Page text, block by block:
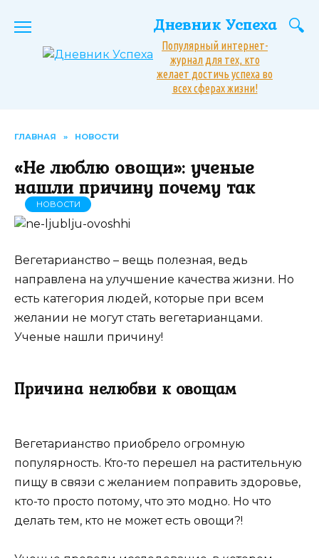
Дневник Успеха
Популярный интернет-
журнал для тех, кто
желает достичь успеха во
всех сферах жизни!
ГЛАВНАЯ » НОВОСТИ
«Не люблю овощи»: ученые
нашли причину почему так
НОВОСТИ
Вегетарианство – вещь полезная, ведь
направлена на улучшение качества жизни. Но
есть категория людей, которые при всем
желании не могут стать вегетарианцами.
Ученые нашли причину!
Причина нелюбви к овощам
Вегетарианство приобрело огромную
популярность. Кто-то перешел на растительную
пищу в связи с желанием поправить здоровье,
кто-то просто потому, что это модно. Но что
делать тем, кто не может есть овощи?!